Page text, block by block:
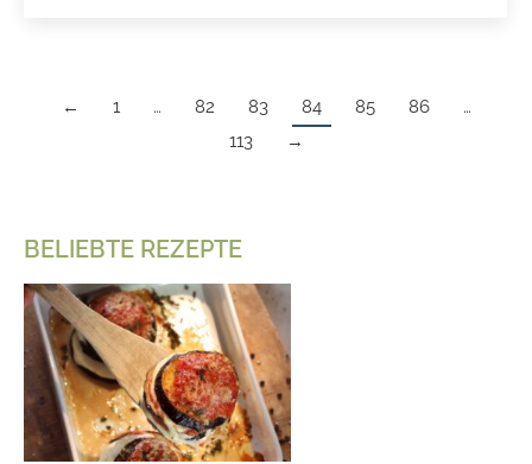
← 1 … 82 83 84 85 86
…
113
→
BELIEBTE REZEPTE